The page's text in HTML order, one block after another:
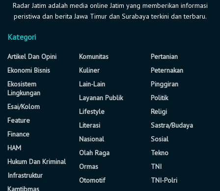
Radar Jatim adalah media online Jatim yang memberikan informasi
peristiwa dan berita Jawa Timur dan Surabaya terkini dan terbaru.
Kategori
Artikel Dan Opini
Ekonomi Bisnis
Ekosistem
Lingkungan
Esai/Kolom
Feature
Finance
HAM
Hukum Dan Kriminal
Infrastruktur
Kamtibmas
Komunitas
Kuliner
Lain-Lain
Layanan Publik
Lifestyle
Literasi
Nasional
Olah Raga
Ormas
Otomotif
Pertanian
Peternakan
Pinggiran
Politik
Religi
Sastra/Budaya
Sosial
Tekno
TNI
TNI-Polri